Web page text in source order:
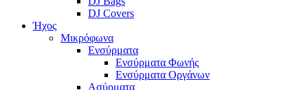
DJ Covers
Ήχος
Μικρόφωνα
Ενσύρματα
Ενσύρματα Φωνής
Ενσύρματα Οργάνων
Ασύρματα